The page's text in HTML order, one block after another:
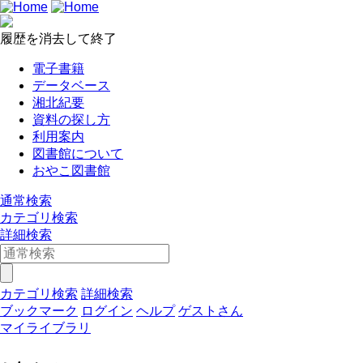
履歴を消去して終了
電子書籍
データベース
湘北紀要
資料の探し方
利用案内
図書館について
おやこ図書館
通常検索
カテゴリ検索
詳細検索
カテゴリ検索 詳細検索
ブックマーク ログイン ヘルプ ゲストさん
マイライブラリ